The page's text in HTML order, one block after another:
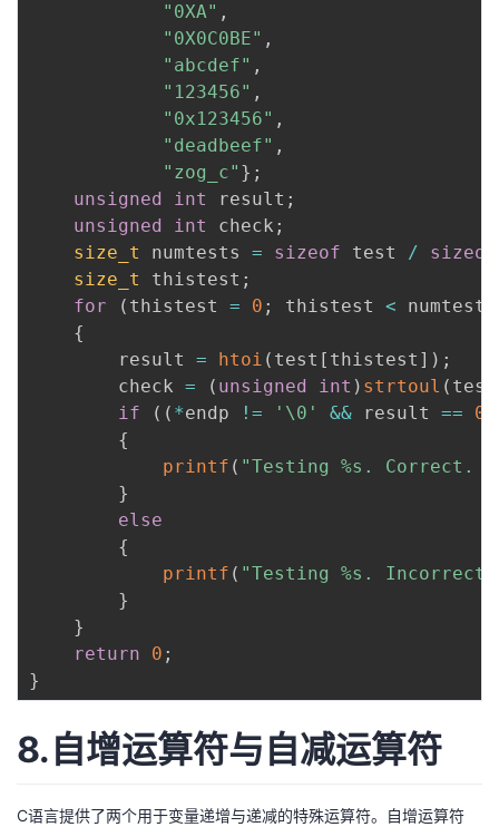
"0XA" ,
"0X0C0BE" ,
"abcdef" ,
"123456" ,
"0x123456" ,
"deadbeef" ,
"zog_c" } ;
unsigned
int result ;
unsigned
int check ;
size_t
numtests = sizeof test / sizeof
size_t
thistest ;
for
( thistest = 0 ; thistest < numtests
{
        result
= htoi ( test [ thistest ] ) ;
        check
= ( unsigned int ) strtoul ( test
if
( ( *endp != '\0' && result == 0
{
printf ( "Testing %s. Correct.
}
else
{
printf ( "Testing %s. Incorrect.
}
}
return
0 ;
}
8.自增运算符与自减运算符
C语言提供了两个用于变量递增与递减的特殊运算符。自增运算符